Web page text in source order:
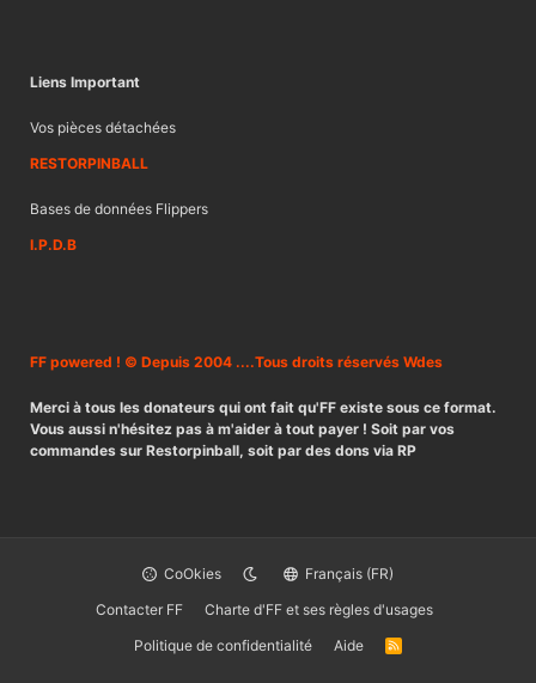
Liens Important
Vos pièces détachées
RESTORPINBALL
Bases de données Flippers
I.P.D.B
FF powered ! © Depuis 2004 ....Tous droits réservés Wdes
Merci à tous les donateurs qui ont fait qu'FF existe sous ce format.
Vous aussi n'hésitez pas à m'aider à tout payer ! Soit par vos
commandes sur Restorpinball, soit par des dons via RP
CoOkies
Français (FR)
Contacter FF
Charte d'FF et ses règles d'usages
Politique de confidentialité
Aide
R